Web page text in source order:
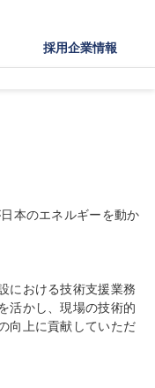
採用企業情報
本のエネルギーを動か
における技術支援業務
活かし、現場の技術的
向上に貢献していただ